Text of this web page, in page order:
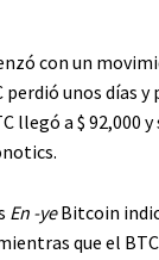
con un
unos días y
llegó a $ 92,000
En -yeBitcoin
que el BTC